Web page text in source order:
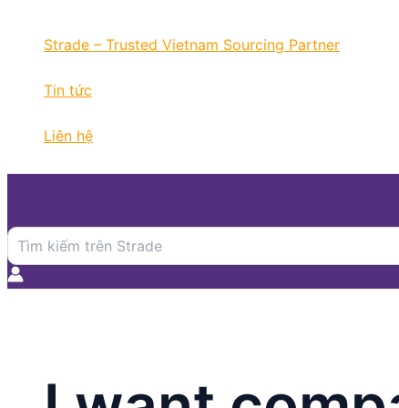
Strade – Trusted Vietnam Sourcing Partner
Tin tức
Liên hệ
Search
for: